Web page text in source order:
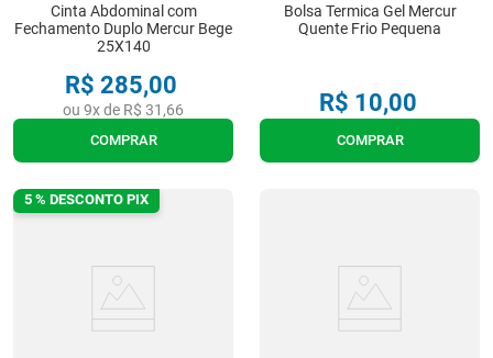
Cinta Abdominal com
Fechamento Duplo Mercur Bege
25X140
R$ 285,00
ou 9x de R$ 31 ,66
COMPRAR
Bolsa Termica Gel Mercur
Quente Frio Pequena
R$ 10,00
COMPRAR
5 % DESCONTO PIX